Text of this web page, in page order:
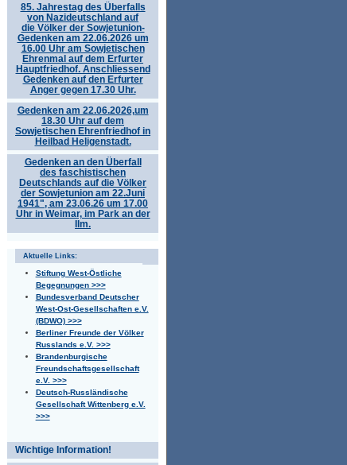
85. Jahrestag des Überfalls
von Nazideutschland auf
die Völker der Sowjetunion-
Gedenken am 22.06.2026 um
16.00 Uhr am Sowjetischen
Ehrenmal auf dem Erfurter
Hauptfriedhof. Anschliessend
Gedenken auf den Erfurter
Anger gegen 17.30 Uhr.
Gedenken am 22.06.2026,um
18.30 Uhr auf dem
Sowjetischen Ehrenfriedhof in
Heilbad Heligenstadt.
Gedenken an den Überfall
des faschistischen
Deutschlands auf die Völker
der Sowjetunion am 22.Juni
1941", am 23.06.26 um 17.00
Uhr in Weimar, im Park an der
Ilm.
Aktuelle Links:
Stiftung West-Östliche
Begegnungen >>>
Bundesverband Deutscher
West-Ost-Gesellschaften e.V.
(BDWO) >>>
Berliner Freunde der Völker
Russlands e.V. >>>
Brandenburgische
Freundschaftsgesellschaft
e.V. >>>
Deutsch-Russländische
Gesellschaft Wittenberg e.V.
>>>
Wichtige Information!